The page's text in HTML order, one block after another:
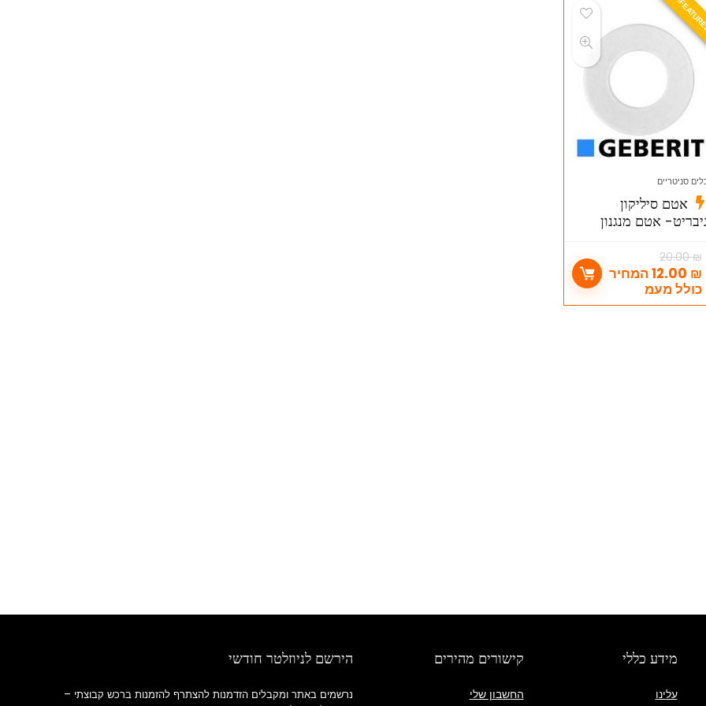
סניטריים
אטם סיליקון
אטם מנגנון
Geberit
20.00₪
12.00 ₪
המחיר
כולל מעמ
מידע כללי
עלינו
קישורים מהירים
החשבון שלי
הירשם לניוזלטר חודשי
נרשמים באתר ומקבלים הזדמנות להצתרף להזמנות ברכש קבוצתי –